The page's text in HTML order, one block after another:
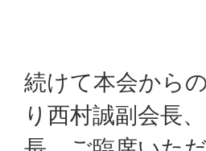
続けて本会から
り西村誠副会長